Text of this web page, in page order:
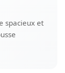
spacieux et